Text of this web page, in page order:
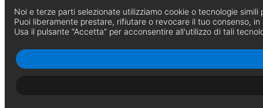
Noi e terze parti selezionate utilizziamo cookie o tecnologie
Puoi liberamente prestare, rifiutare o revocare il tuo consenso, in
Usa il pulsante “Accetta” per acconsentire all'utilizzo di tali